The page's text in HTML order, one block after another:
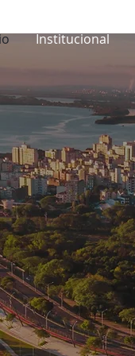
Institucional